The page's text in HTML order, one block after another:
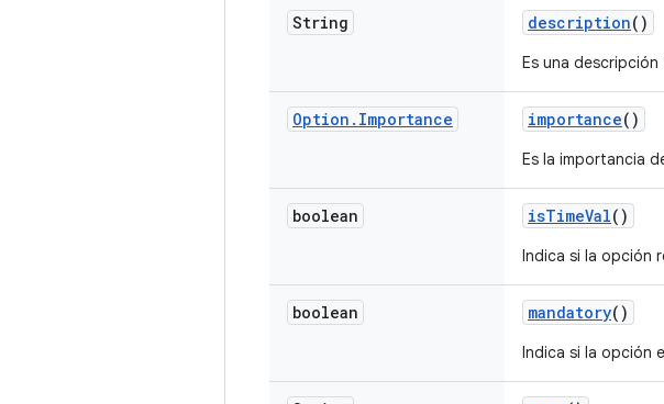
String description()
Es una
Option . Importance importance()
Es la importancia
boolean isTimeVal()
Indica si la opción
boolean mandatory()
Indica si la opción